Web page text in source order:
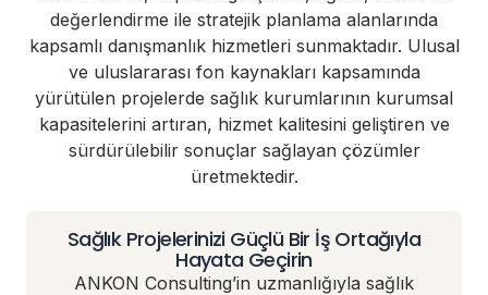
değerlendirme ile stratejik planlama alanlarında
kapsamlı danışmanlık hizmetleri sunmaktadır. Ulusal
ve uluslararası fon kaynakları kapsamında
yürütülen projelerde sağlık kurumlarının kurumsal
kapasitelerini artıran, hizmet kalitesini geliştiren ve
sürdürülebilir sonuçlar sağlayan çözümler
üretmektedir.
Sağlık Projelerinizi Güçlü Bir İş Ortağıyla
Hayata Geçirin
ANKON Consulting’in uzmanlığıyla sağlık